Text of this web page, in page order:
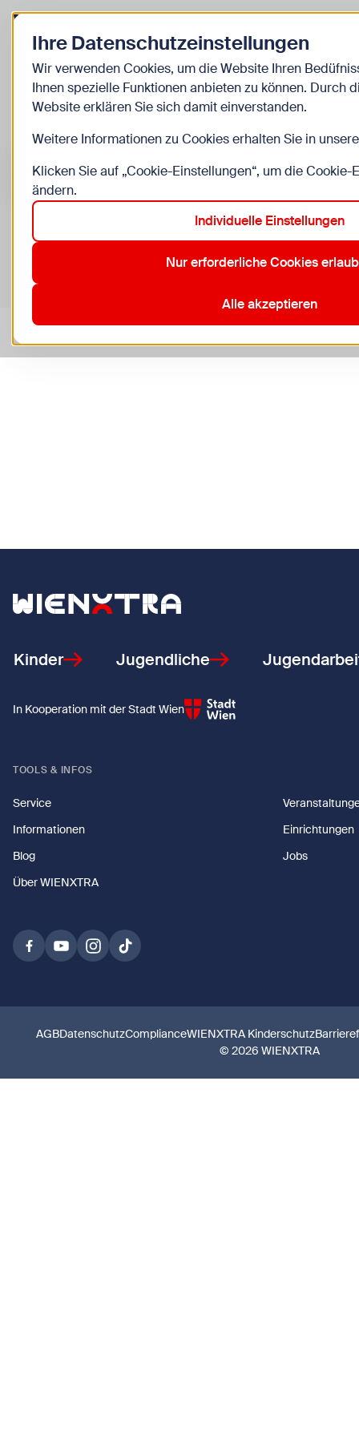
Zurück zur Startseite
Kinder
Veranstaltungen in Wien im Bereich “Kinder”
Aktive Filter:
10. Favoriten
Zurück zur Startseite
Kinder Jugendliche
In Kooperation mit der Stadt Wien
TOOLS & INFOS
Service
Informationen
Einrichtungen
Blog
Jobs
Über WIENXTRA
© 2026 WIENXTRA
AGBDatenschutzComplianceWIENXTRA Kinderschutz
Ihre Datenschutzeinstellungen
Wir verwenden Cookies, um die Website Ihren
Ihnen spezielle Funktionen anbieten zu können. Durch
Website erklären Sie sich damit einverstanden.
Weitere Informationen zu Cookies erhalten Sie in
Klicken Sie auf „Cookie-Einstellungen“, um die
ändern.
Individuelle Einstellungen
Nur erforderliche Cookies
Alle akzeptieren